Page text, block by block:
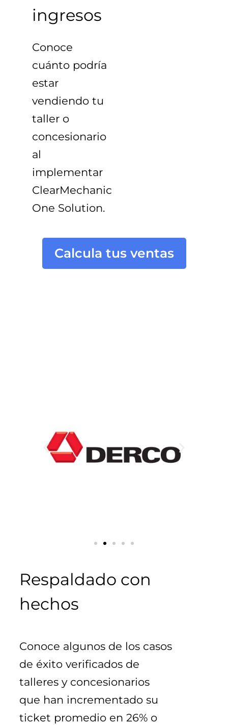
ingresos
Conoce
cuánto podría
estar
vendiendo tu
taller o
concesionario
al
implementar
ClearMechanic
One Solution.
Calcula tus ventas
Respaldado con
hechos
Conoce algunos de los casos
de éxito verificados de
talleres y concesionarios
que han incrementado su
ticket promedio en 26% o